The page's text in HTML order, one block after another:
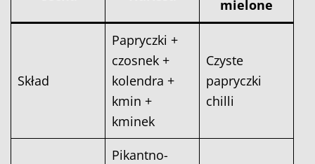
mielone
Skład
Papryczki +
czosnek +
kolendra +
kmin +
kminek
Czyste
papryczki
chilli
Pikantno-